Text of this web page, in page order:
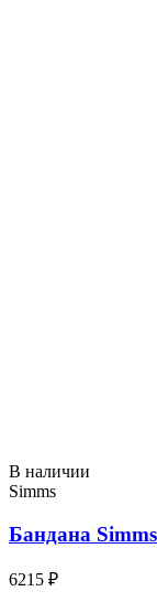
В наличии
Simms
Бандана
6215 ₽